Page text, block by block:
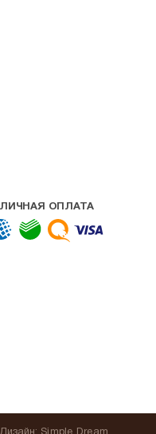
ОПЛАТА